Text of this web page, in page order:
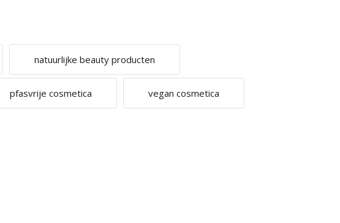
natuurlijke beauty producten
pfasvrije cosmetica vegan cosmetica